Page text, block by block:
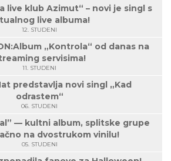
live klub Azimut“ – novi je singl s
live albuma!
12. STUDENI
„Kontrola“ od danas na
servisima!
11. STUDENI
predstavlja novi singl „Kad
odrastem“
06. STUDENI
— kultni album, splitske grupe
na dvostrukom vinilu!
05. STUDENI